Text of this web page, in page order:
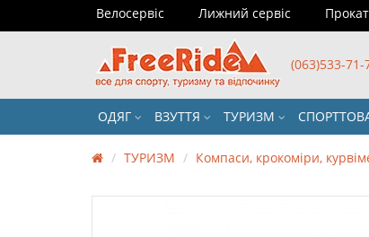
Велосервіс Лижний сервіс
(063)533-71-
ОДЯГ ВЗУТТЯ ТУРИЗМ
ТУРИЗМ Компаси, крокоміри,